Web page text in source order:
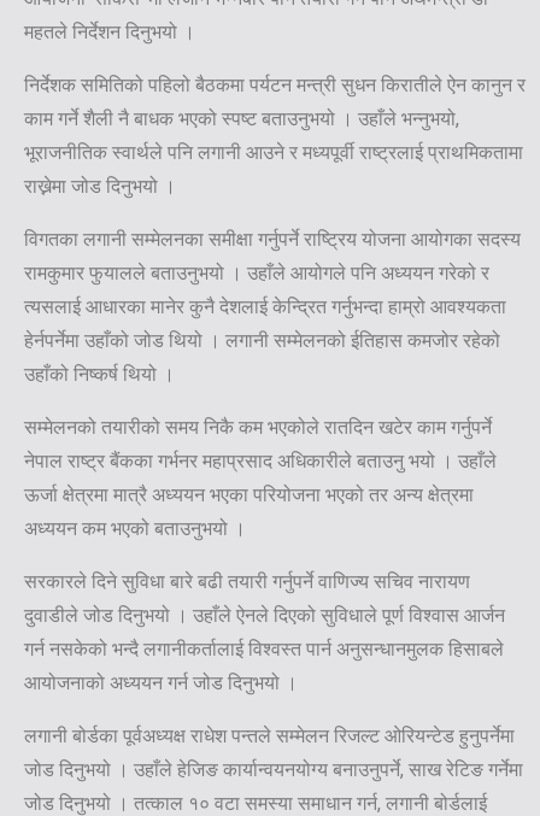
महतले निर्देशन दिनुभयो ।
निर्देशक समितिको पहिलो बैठकमा पर्यटन मन्त्री सुधन किरातीले ऐन कानुन र
काम गर्ने शैली नै बाधक भएको स्पष्ट बताउनुभयो । उहाँले भन्नुभयो,
भूराजनीतिक स्वार्थले पनि लगानी आउने र मध्यपूर्वी राष्ट्रलाई प्राथमिकतामा
राख्नेमा जोड दिनुभयो ।
विगतका लगानी सम्मेलनका समीक्षा गर्नुपर्ने राष्ट्रिय योजना आयोगका सदस्य
रामकुमार फुयालले बताउनुभयो । उहाँले आयोगले पनि अध्ययन गरेको र
त्यसलाई आधारका मानेर कुनै देशलाई केन्द्रित गर्नुभन्दा हाम्रो आवश्यकता
हेर्नपर्नेमा उहाँको जोड थियो । लगानी सम्मेलनको ईतिहास कमजोर रहेको
उहाँको निष्कर्ष थियो ।
सम्मेलनको तयारीको समय निकै कम भएकोले रातदिन खटेर काम गर्नुपर्ने
नेपाल राष्ट्र बैंकका गर्भनर महाप्रसाद अधिकारीले बताउनु भयो । उहाँले
ऊर्जा क्षेत्रमा मात्रै अध्ययन भएका परियोजना भएको तर अन्य क्षेत्रमा
अध्ययन कम भएको बताउनुभयो ।
सरकारले दिने सुविधा बारे बढी तयारी गर्नुपर्ने वाणिज्य सचिव नारायण
दुवाडीले जोड दिनुभयो । उहाँले ऐनले दिएको सुविधाले पूर्ण विश्वास आर्जन
गर्न नसकेको भन्दै लगानीकर्तालाई विश्वस्त पार्न अनुसन्धानमुलक हिसाबले
आयोजनाको अध्ययन गर्न जोड दिनुभयो ।
लगानी बोर्डका पूर्वअध्यक्ष राधेश पन्तले सम्मेलन रिजल्ट ओरियन्टेड हुनुपर्नेमा
जोड दिनुभयो । उहाँले हेजिङ कार्यान्वयनयोग्य बनाउनुपर्ने, साख रेटिङ गर्नेमा
जोड दिनुभयो । तत्काल १० वटा समस्या समाधान गर्न, लगानी बोर्डलाई